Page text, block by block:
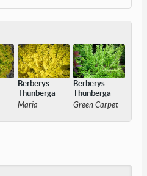
Berberys
Thunberga
Maria
Berberys
Thunberga
Green Carpet